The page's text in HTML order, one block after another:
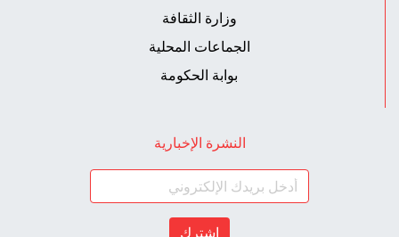
وزارة الثقافة
الجماعات المحلية
بوابة الحكومة
النشرة الإخبارية
اشترك